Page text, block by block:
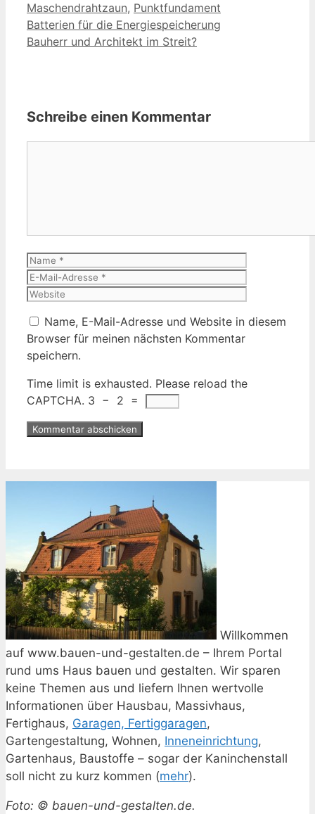
Maschendrahtzaun, Punktfundament
Batterien für die Energiespeicherung
Bauherr und Architekt im Streit?
Schreibe einen Kommentar
Name
Name, E-Mail-Adresse und Website in diesem
Browser für meinen nächsten Kommentar
speichern.
Time limit is exhausted. Please reload the
CAPTCHA. 3 − 2 =
Willkommen
auf www.bauen-und-gestalten.de – Ihrem Portal
rund ums Haus bauen und gestalten. Wir sparen
keine Themen aus und liefern Ihnen wertvolle
Informationen über Hausbau, Massivhaus,
Fertighaus, Garagen, Fertiggaragen,
Gartengestaltung, Wohnen, Inneneinrichtung,
Gartenhaus, Baustoffe – sogar der Kaninchenstall
soll nicht zu kurz kommen (mehr).
Foto: © bauen-und-gestalten.de.